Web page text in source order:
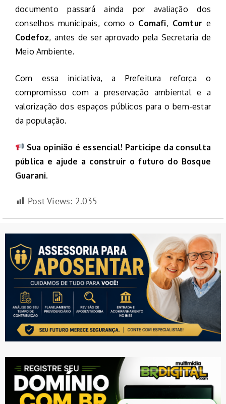
documento passará ainda por avaliação dos
conselhos municipais, como o Comafi, Comtur e
Codefoz, antes de ser aprovado pela Secretaria de
Meio Ambiente.
Com essa iniciativa, a Prefeitura reforça o
compromisso com a preservação ambiental e a
valorização dos espaços públicos para o bem-estar
da população.
Sua opinião é essencial! Participe da consulta
pública e ajude a construir o futuro do Bosque
Guarani.
Post Views: 2.035